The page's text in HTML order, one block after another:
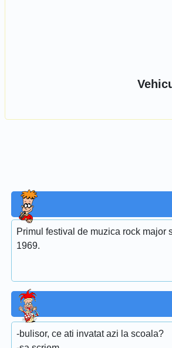
Primul festival de muzica rock
1969.
-bulisor, ce ati invatat azi la scoala?